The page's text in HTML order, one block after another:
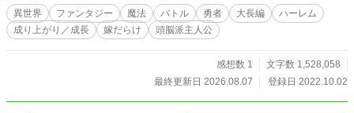
引き籠もりの高瀬寛太の二人に何故か自分と幼馴染みの草食系女子月野みのりを
加えた到底魔王など倒せそうにない四人は勇者一行として異世界に旅立つことに
なるのだった。 そんな特別な力を持っているわけでもないながらも勇者一行
要とされ、幾度となく戦争を終わらせるべく人知れず奔走し、気付けば何人もの
伴侶に囲まれ、のちに救世主と呼ばれることになる一人の少年の物語。 敢え
獣人もアイテムボックスもフェンリルも必要ない！ ……といいなぁ、なんて
異世界 ファンタジー 魔法 バトル 勇者 大長編
ハーレム
成り上がり／成長
嫁だらけ 頭脳派主人公
感想数 1
文字数 1,528,058
最終更新日 2026.08.07
登録日 2022.10.02